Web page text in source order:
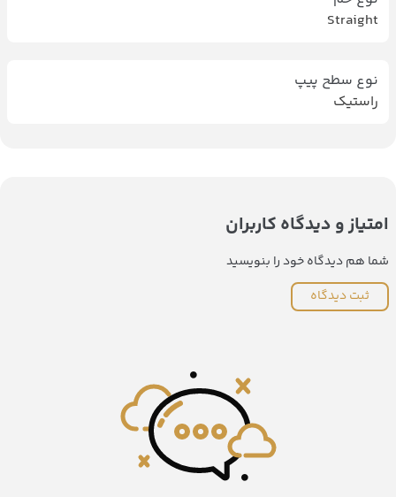
Straight
نوع سطح پیپ
راستیک
امتیاز و دیدگاه کاربران
شما هم دیدگاه خود را بنویسید
ثبت دیدگاه